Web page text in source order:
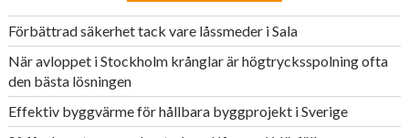
Förbättrad säkerhet tack vare låssmeder i Sala
När avloppet i Stockholm krånglar är högtrycksspolning ofta
den bästa lösningen
Effektiv byggvärme för hållbara byggprojekt i Sverige